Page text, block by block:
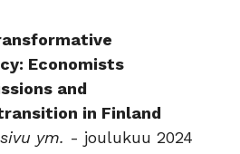
Economists
and
in Finland
ym. - joulukuu 2024